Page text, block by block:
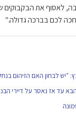
לאסוף את הבקבוקים
לכם בברכה גדולה."
"יש לבחון האם הזיהום
עד אז נאסר על דיירי